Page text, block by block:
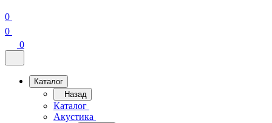
0
0
0
Каталог
Назад
Каталог
Акустика